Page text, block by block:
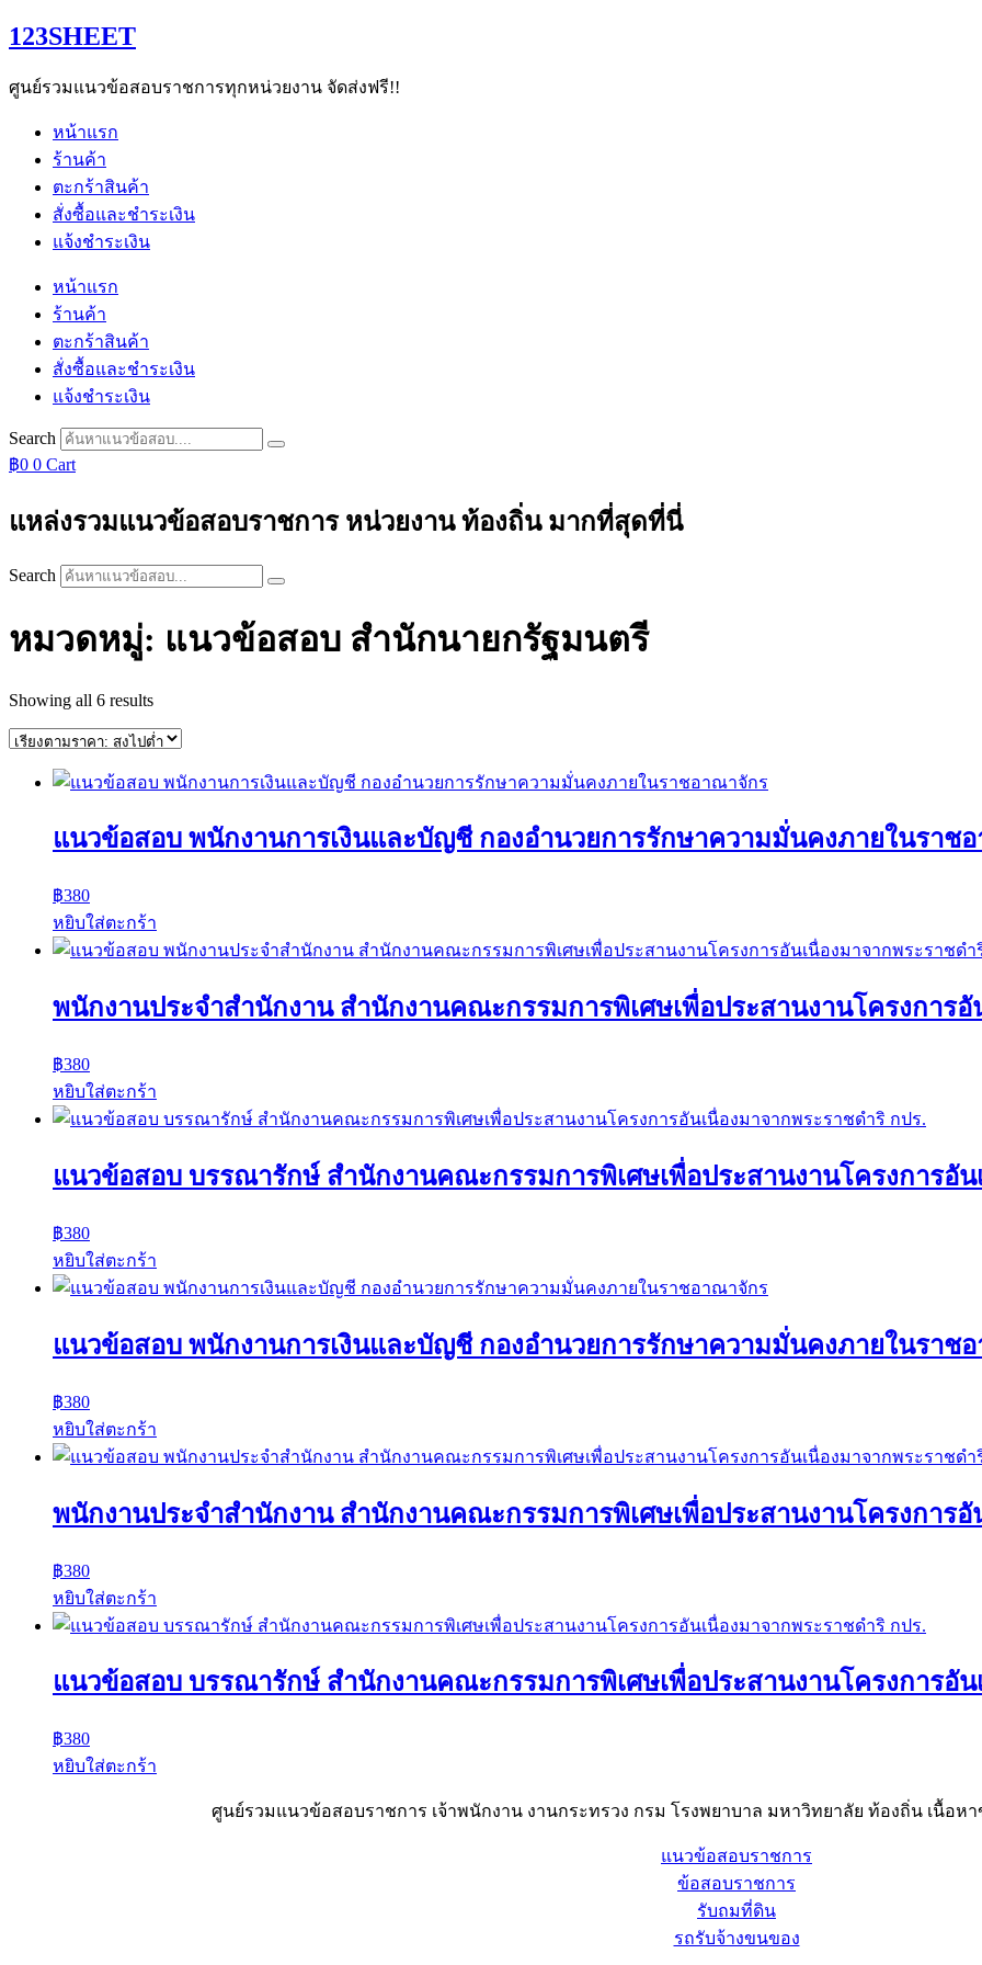
Skip
to
123SHEET
ศูนย์รวมแนวข้อสอบราชการทุกหน่วยงาน จัดส่งฟรี!!
หน้าแรก
ร้านค้า
ตะกร้าสินค้า
สั่งซื้อและชำระเงิน
แจ้งชำระเงิน
หน้าแรก
ร้านค้า
ตะกร้าสินค้า
สั่งซื้อและชำระเงิน
แจ้งชำระเงิน
Search
฿0 0 Cart
แหล่งรวมแนวข้อสอบราชการ หน่วยงาน ท้องถิ่น มากที่สุดที่นี่
Search
หมวดหมู่: แนวข้อสอบ สำนักนายกรัฐมนตรี
Showing all 6 resultsSorted
price:
to
แนวข้อสอบ พนักงานการเงินและบัญชี กองอำนวยการรักษาความมั่นคงภายในราช
฿380
หยิบใส่ตะกร้า
พนักงานประจำสำนักงาน สำนักงานคณะกรรมการพิเศษเพื่อประสานงานโครงการอั
฿380
หยิบใส่ตะกร้า
แนวข้อสอบ บรรณารักษ์ สำนักงานคณะกรรมการพิเศษเพื่อประสานงานโครงการอัน
฿380
หยิบใส่ตะกร้า
แนวข้อสอบ พนักงานการเงินและบัญชี กองอำนวยการรักษาความมั่นคงภายในราช
฿380
หยิบใส่ตะกร้า
พนักงานประจำสำนักงาน สำนักงานคณะกรรมการพิเศษเพื่อประสานงานโครงการอั
฿380
หยิบใส่ตะกร้า
แนวข้อสอบ บรรณารักษ์ สำนักงานคณะกรรมการพิเศษเพื่อประสานงานโครงการอัน
฿380
หยิบใส่ตะกร้า
ศูนย์รวมแนวข้อสอบราชการ เจ้าพนักงาน งานกระทรวง กรม โรงพยาบาล มหาวิทยาลัย ท้องถิ่น เนื้อ
แนวข้อสอบราชการ
ข้อสอบราชการ
รับถมที่ดิน
รถรับจ้างขนของ